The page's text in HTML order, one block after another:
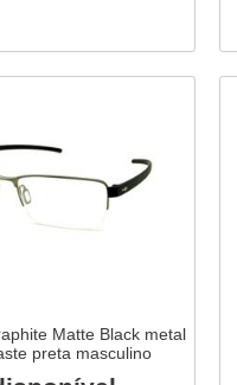
Matte Black metal
preta masculino